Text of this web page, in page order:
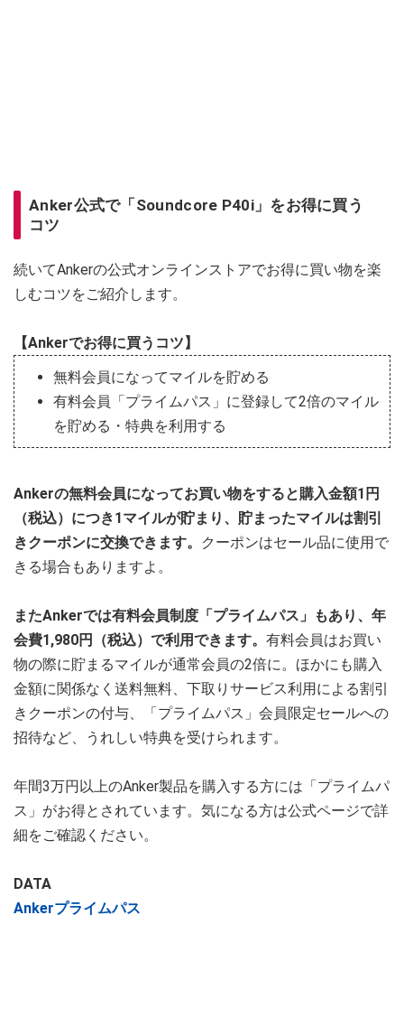
Anker公式で「Soundcore P40i」をお得に買う
コツ
続いてAnkerの公式オンラインストアでお得に買い物を楽
しむコツをご紹介します。
【Ankerでお得に買うコツ】
無料会員になってマイルを貯める
有料会員「プライムパス」に登録して2倍のマイル
を貯める・特典を利用する
Ankerの無料会員になってお買い物をすると購入金額1円
（税込）につき1マイルが貯まり、貯まったマイルは割引
きクーポンに交換できます。
クーポンはセール品に使用で
きる場合もありますよ。
またAnkerでは有料会員制度「プライムパス」もあり、年
会費1,980円（税込）で利用できます。 有料会員はお買い
物の際に貯まるマイルが通常会員の2倍に。ほかにも購入
金額に関係なく送料無料、下取りサービス利用による割引
きクーポンの付与、「プライムパス」会員限定セールへの
招待など、うれしい特典を受けられます。
年間3万円以上のAnker製品を購入する方には「プライムパ
ス」がお得とされています。気になる方は公式ページで詳
細をご確認ください。
DATA
Ankerプライムパス